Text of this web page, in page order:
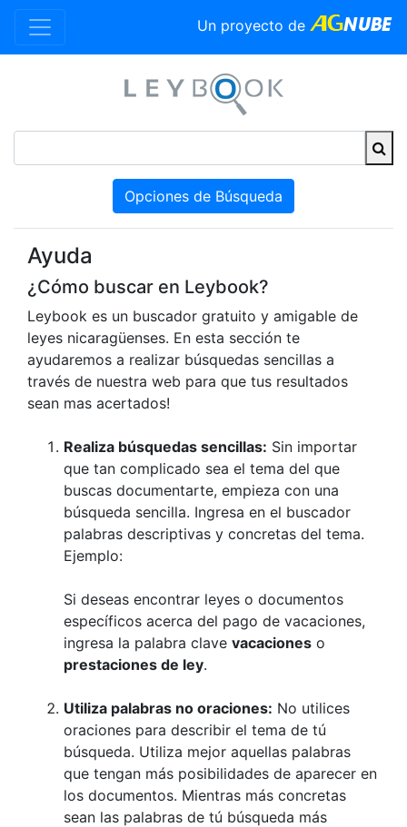
Un proyecto de
Opciones de Búsqueda
Ayuda
¿Cómo buscar en Leybook?
Leybook es un buscador gratuito y amigable de
leyes nicaragüenses. En esta sección te
ayudaremos a realizar búsquedas sencillas a
través de nuestra web para que tus resultados
sean mas acertados!
Realiza búsquedas sencillas: Sin importar
que tan complicado sea el tema del que
buscas documentarte, empieza con una
búsqueda sencilla. Ingresa en el buscador
palabras descriptivas y concretas del tema.
Ejemplo:
Si deseas encontrar leyes o documentos
específicos acerca del pago de vacaciones,
ingresa la palabra clave vacaciones o
prestaciones de ley.
Utiliza palabras no oraciones: No utilices
oraciones para describir el tema de tú
búsqueda. Utiliza mejor aquellas palabras
que tengan más posibilidades de aparecer en
los documentos. Mientras más concretas
sean las palabras de tú búsqueda más